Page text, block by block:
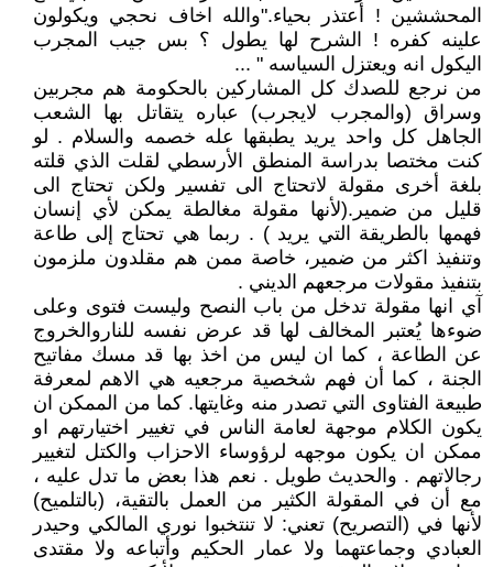
المحششين ! أعتذر بحياء."والله اخاف نحجي ويكولون
علينه كفره ! الشرح لها يطول ؟ بس جيب المجرب
اليكول انه ويعتزل السياسه " ...
من نرجع للصدك كل المشاركين بالحكومة هم مجربين
وسراق (والمجرب لايجرب) عباره يتقاتل بها الشعب
الجاهل كل واحد يريد يطبقها عله خصمه والسلام . لو
كنت مختصا بدراسة المنطق الأرسطي لقلت الذي قلته
بلغة أخرى مقولة لاتحتاج الى تفسير ولكن تحتاج الى
قليل من ضمير.(لأنها مقولة مغالطة يمكن لأي إنسان
فهمها بالطريقة التي يريد ) . ربما هي تحتاج إلى طاعة
وتنفيذ اكثر من ضمير، خاصة ممن هم مقلدون ملزمون
بتنفيذ مقولات مرجعهم الديني .
آي انها مقولة تدخل من باب النصح وليست فتوى وعلى
ضوءها يُعتبر المخالف لها قد عرض نفسه للناروالخروج
عن الطاعة ، كما ان ليس من اخذ بها قد مسك مفاتيح
الجنة ، كما أن فهم شخصية مرجعيه هي الاهم لمعرفة
طبيعة الفتاوى التي تصدر منه وغايتها. كما من الممكن ان
يكون الكلام موجهة لعامة الناس في تغيير اختيارتهم او
ممكن ان يكون موجهه لرؤوساء الاحزاب والكتل لتغيير
رجالاتهم . والحديث طويل . نعم هذا بعض ما تدل عليه ،
مع أن في المقولة الكثير من العمل بالتقية، (بالتلميح)
لأنها في (التصريح) تعني: لا تنتخبوا نوري المالكي وحيدر
العبادي وجماعتهما ولا عمار الحكيم وأتباعه ولا مقتدى